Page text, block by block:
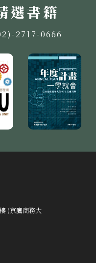
選書籍
2717-0666
(京鷹商務大